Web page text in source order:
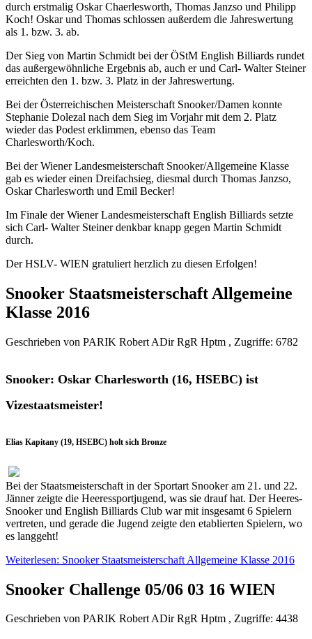
durch erstmalig Oskar Chaerlesworth, Thomas Janzso und Philipp
Koch! Oskar und Thomas schlossen außerdem die Jahreswertung
als 1. bzw. 3. ab.
Der Sieg von Martin Schmidt bei der ÖStM English Billiards rundet
das außergewöhnliche Ergebnis ab, auch er und Carl- Walter Steiner
erreichten den 1. bzw. 3. Platz in der Jahreswertung.
Bei der Österreichischen Meisterschaft Snooker/Damen konnte
Stephanie Dolezal nach dem Sieg im Vorjahr mit dem 2. Platz
wieder das Podest erklimmen, ebenso das Team
Charlesworth/Koch.
Bei der Wiener Landesmeisterschaft Snooker/Allgemeine Klasse
gab es wieder einen Dreifachsieg, diesmal durch Thomas Janzso,
Oskar Charlesworth und Emil Becker!
Im Finale der Wiener Landesmeisterschaft English Billiards setzte
sich Carl- Walter Steiner denkbar knapp gegen Martin Schmidt
durch.
Der HSLV- WIEN gratuliert herzlich zu diesen Erfolgen!
Snooker Staatsmeisterschaft Allgemeine
Klasse 2016
Geschrieben von PARIK Robert ADir RgR Hptm , Zugriffe: 6782
Snooker: Oskar Charlesworth (16, HSEBC) ist
Vizestaatsmeister!
Elias Kapitany (19, HSEBC) holt sich Bronze
Bei der Staatsmeisterschaft in der Sportart Snooker am 21. und 22.
Jänner zeigte die Heeressportjugend, was sie drauf hat. Der Heeres-
Snooker und English Billiards Club war mit insgesamt 6 Spielern
vertreten, und gerade die Jugend zeigte den etablierten Spielern, wo
es langgeht!
Weiterlesen: Snooker Staatsmeisterschaft Allgemeine Klasse 2016
Snooker Challenge 05/06 03 16 WIEN
Geschrieben von PARIK Robert ADir RgR Hptm , Zugriffe: 4438